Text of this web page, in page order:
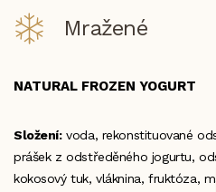
Mražené
NATURAL FROZEN YOGURT
Složení:voda, rekonstituované
prášek z odstředěného jogurtu,
kokosový tuk, vláknina, fruktóza,